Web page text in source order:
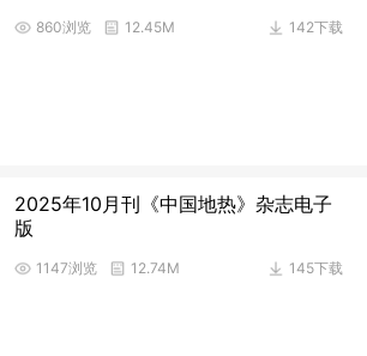
142下载
860浏览 12.45M
2025年10月刊《中国地热》杂志电子
版
145下载
1147浏览 12.74M